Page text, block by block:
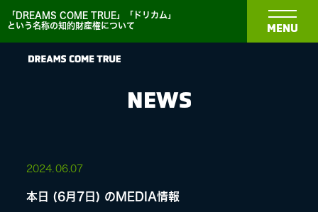
「DREAMS COME TRUE」「ドリカム」
という名称の知的財産権について
MENU
BIOGRAPHY
NEWS
2024. 06.07
本日 (6月7日) のMEDIA情報